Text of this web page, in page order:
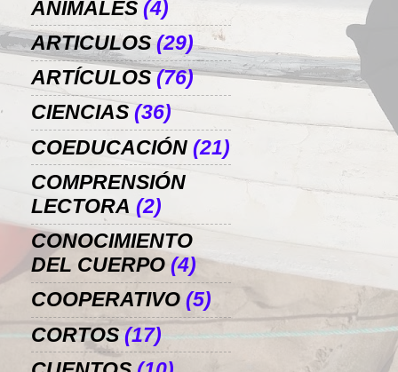
ANIMALES (4)
ARTICULOS (29)
ARTÍCULOS (76)
CIENCIAS (36)
COEDUCACIÓN (21)
COMPRENSIÓN
LECTORA (2)
CONOCIMIENTO
DEL CUERPO (4)
COOPERATIVO (5)
CORTOS (17)